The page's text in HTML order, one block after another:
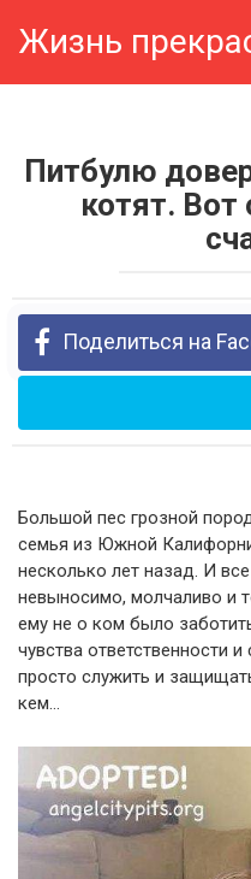
Жизнь
Питбулю
котят. Вот
Поделиться на
Большой пес грозной
семья из Южной
несколько лет назад. И
невыносимо, молчаливо и
ему не о ком было
чувства ответственности
просто служить и
кем…